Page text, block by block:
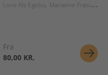
Lone Als Egebo Marianne Frøsig
Fra
80,00 KR.